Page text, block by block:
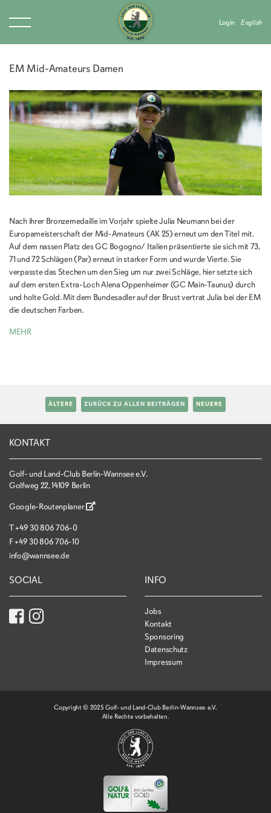
Login English
EM Mid-Amateurs Damen
Nach ihrer Bronzemedaille im Vorjahr spielte Julia Neumann bei der
Europameisterschaft der Mid-Amateurs (AK 25) erneut um den Titel mit.
Auf dem nassen Platz des GC Bogogno/ Italien präsentierte sie sich mit 73,
71 und 72 Schlägen (Par) erneut in starker Form und wurde Vierte. Sie
verpasste das Stechen um den Sieg um nur zwei Schläge, hier setzte sich
auf dem ersten Extra-Loch Alena Oppenheimer (GC Main-Taunus) durch
und holte Gold. Mit dem Bundesadler auf der Brust vertrat Julia bei der EM
die deutschen Farben.
MEHR
ÄLTERE ZURÜCK ZU ALLEN BEITRÄGEN NEUERE
KONTAKT
Golf- und Land-Club Berlin-Wannsee e.V.
Golfweg 22, 14109 Berlin
Google-Routenplaner
T+49 30 806 706-0
F+49 30 806 706-10
info@wannsee.de
SOCIAL INFO
Jobs
Kontakt
Sponsoring
Datenschutz
Impressum
Copyright © 2025 Golf- und Land-Club Berlin-Wannsee e.V.
Alle Rechte vorbehalten.